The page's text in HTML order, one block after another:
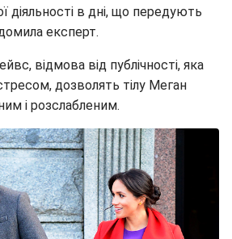
діяльності в дні, що передують
експерт.
відмова від публічності, яка
дозволять тілу Меган
і розслабленим.